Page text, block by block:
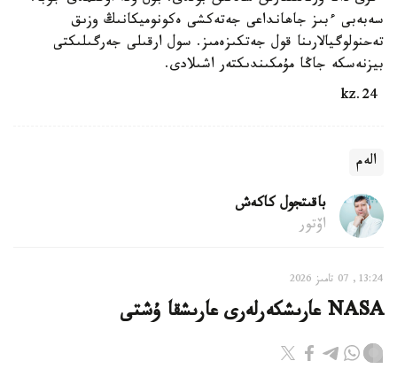
سەبەبى ءبىز جاھانداعى جەتەكشى ەكونوميكانىڭ وزىق
تەحنولوگيالارىنا قول جەتكىزەمىز. سول ارقىلى جەرگىلىكتى
بيزنەسكە جاڭا مۇمكىندىكتەر اشىلادى.
الەم
باقىتجول كاكەش
اۆتور
13:24, 07 تامىز 2026
NASA عارىشكەرلەرى عارىشقا ۇشتى